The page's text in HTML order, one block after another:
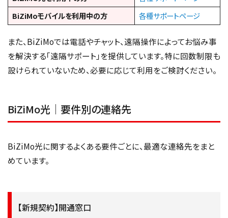
BiZiMoモバイルを利用中の方
各種サポートページ
また、BiZiMoでは電話やチャット、遠隔操作によってお悩み事
を解決する「遠隔サポート」を提供しています。特に回数制限も
設けられていないため、必要に応じて利用をご検討ください。
BiZiMo光｜要件別の連絡先
BiZiMo光に関するよくある要件ごとに、最適な連絡先をまと
めています。
【新規契約】開通窓口